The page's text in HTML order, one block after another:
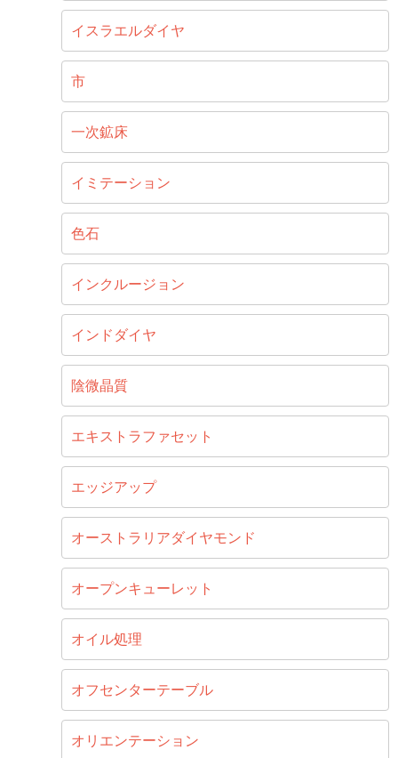
イスラエルダイヤ
市
一次鉱床
イミテーション
色石
インクルージョン
インドダイヤ
陰微晶質
エキストラファセット
エッジアップ
オーストラリアダイヤモンド
オープンキューレット
オイル処理
オフセンターテーブル
オリエンテーション